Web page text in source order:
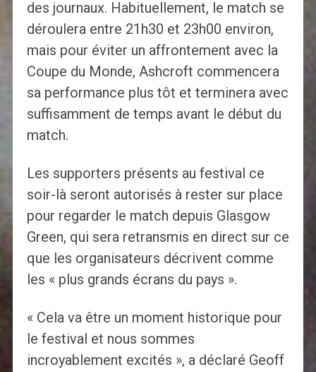
des journaux. Habituellement, le match se
déroulera entre 21h30 et 23h00 environ,
mais pour éviter un affrontement avec la
Coupe du Monde, Ashcroft commencera
sa performance plus tôt et terminera avec
suffisamment de temps avant le début du
match.
Les supporters présents au festival ce
soir-là seront autorisés à rester sur place
pour regarder le match depuis Glasgow
Green, qui sera retransmis en direct sur ce
que les organisateurs décrivent comme
les « plus grands écrans du pays ».
« Cela va être un moment historique pour
le festival et nous sommes
incroyablement excités », a déclaré Geoff